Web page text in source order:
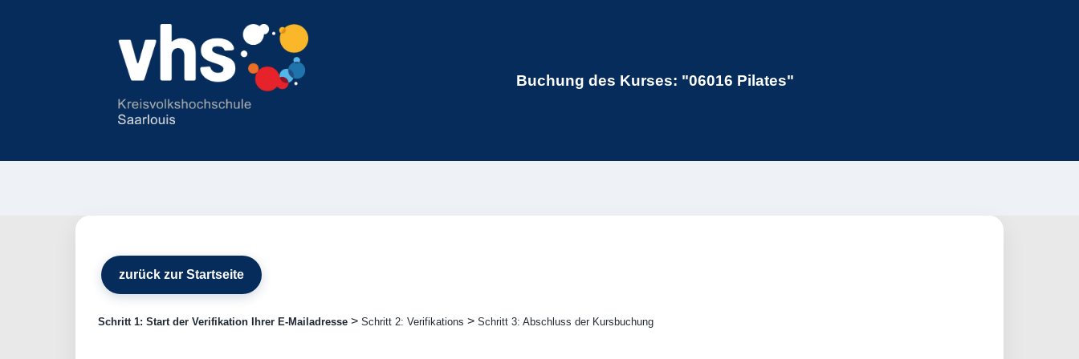
Buchung des Kurses: "06016 Pilates"
zurück zur Startseite
Schritt 1: Start der Verifikation Ihrer E-Mailadresse > Schritt 2: Verifikations > Schritt 3: Abschluss der Kursbuchung